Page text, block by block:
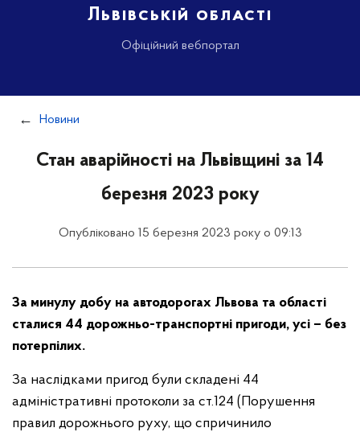
Львівській області
Офіційний вебпортал
Новини
Стан аварійності на Львівщині за 14
березня 2023 року
Опубліковано 15 березня 2023 року о 09:13
За минулу добу на автодорогах Львова та області
сталися 44 дорожньо-транспортні пригоди, усі – без
потерпілих.
За наслідками пригод були складені 44
адміністративні протоколи за ст.124 (Порушення
правил дорожнього руху, що спричинило